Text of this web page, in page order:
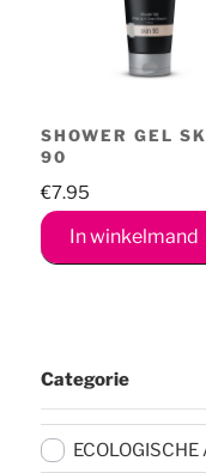
SHOWER GEL
90
€7.95
In winkelmand
Categorie